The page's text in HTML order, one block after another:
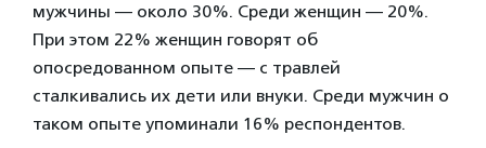
мужчины — около 30%. Среди женщин — 20%.
При этом 22% женщин говорят об
опосредованном опыте — с травлей
сталкивались их дети или внуки. Среди мужчин о
таком опыте упоминали 16% респондентов.